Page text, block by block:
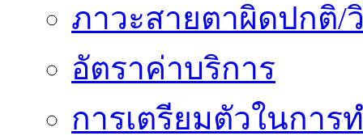
ภาวะสายตาผิดปกติ/
อัตราค่าบริการ
การเตรียมตัวในการ